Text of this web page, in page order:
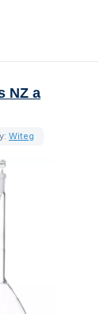
NZ a
Witeg